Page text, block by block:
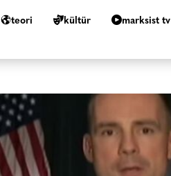
teori kültür marksist tv